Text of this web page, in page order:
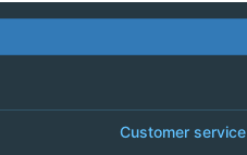
Customer service